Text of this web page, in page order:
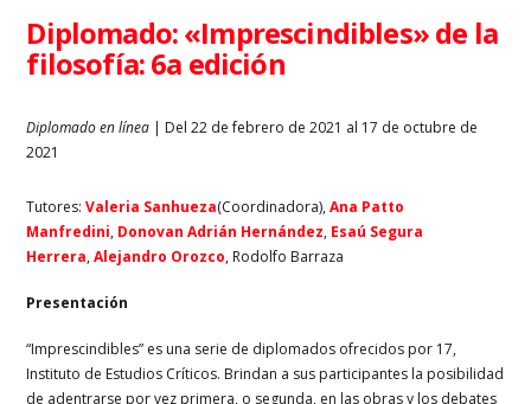
Diplomado: «Imprescindibles» de la
filosofía: 6a edición
Diplomado en línea | Del 22 de febrero de 2021 al 17 de octubre de
2021
Tutores:Valeria Sanhueza(Coordinadora),Ana Patto
Manfredini, Donovan Adrián Hernández, Esaú Segura
Herrera,Alejandro Orozco, Rodolfo Barraza
Presentación
“Imprescindibles” es una serie de diplomados ofrecidos por 17,
Instituto de Estudios Críticos. Brindan a sus participantes la posibilidad
de adentrarse por vez primera, o segunda, en las obras y los debates